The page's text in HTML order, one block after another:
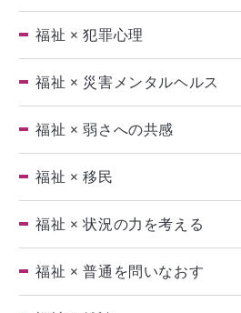
福祉 × 犯罪心理
福祉 × 災害メンタルヘルス
福祉 × 弱さへの共感
福祉 × 移民
福祉 × 状況の力を考える
福祉 × 普通を問いなおす